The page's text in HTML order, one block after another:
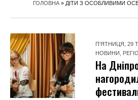
ГОЛОВНА» ДІТИ З ОСОБЛИВИМИ
П’ЯТНИЦЯ, 29
НОВИНИ
На